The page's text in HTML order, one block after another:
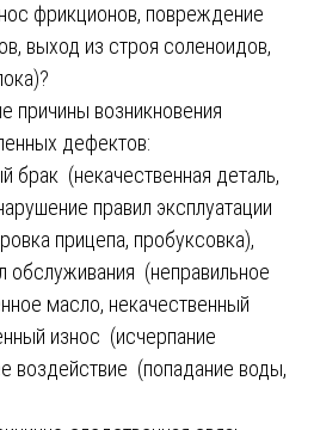
фрикционов, повреждение
выход из строя соленоидов,
причины возникновения
дефектов:
брак (некачественная деталь,
правил эксплуатации
прицепа, пробуксовка),
обслуживания (неправильное
масло, некачественный
износ (исчерпание
воздействие (попадание воды,